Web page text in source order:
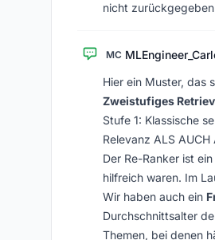
nicht
MC
Hier ein Muster, das
Zweistufiges
Stufe 1: Klassische
Relevanz ALS
Der Re-Ranker ist
hilfreich waren. Im
Wir haben auch ein
Durchschnittsalter
Themen, bei denen